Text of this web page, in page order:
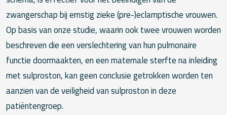
zwangerschap bij ernstig zieke (pre-)eclamptische vrouwen.
Op basis van onze studie, waarin ook twee vrouwen worden
beschreven die een verslechtering van hun pulmonaire
functie doormaakten, en een maternale sterfte na inleiding
met sulproston, kan geen conclusie getrokken worden ten
aanzien van de veiligheid van sulproston in deze
patiëntengroep.